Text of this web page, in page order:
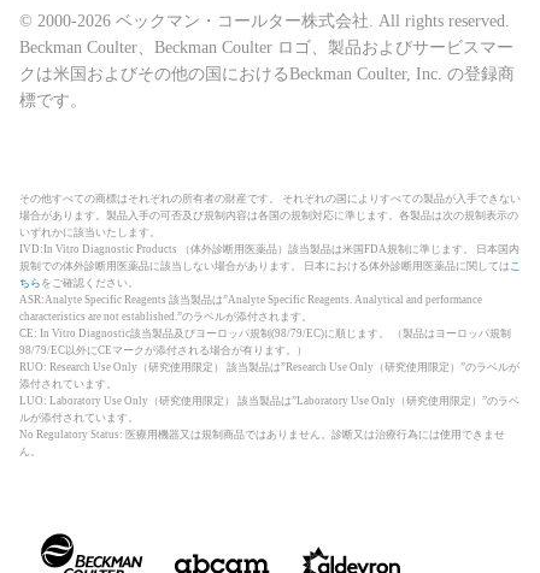
© 2000-2026 ベックマン・コールター株式会社. All rights reserved.
Beckman Coulter、Beckman Coulter ロゴ、製品およびサービスマー
クは米国およびその他の国におけるBeckman Coulter, Inc. の登録商
標です。
その他すべての商標はそれぞれの所有者の財産です。 それぞれの国によりすべての製品が入手できない
場合があります。製品入手の可否及び規制内容は各国の規制対応に準じます。各製品は次の規制表示の
いずれかに該当いたします。
IVD:In Vitro Diagnostic Products （体外診断用医薬品）該当製品は米国FDA規制に準じます。 日本国内
規制での体外診断用医薬品に該当しない場合があります。 日本における体外診断用医薬品に関しては こ
ちら をご確認ください。
ASR:Analyte Specific Reagents 該当製品は”Analyte Specific Reagents. Analytical and performance
characteristics are not established.”のラベルが添付されます。
CE: In Vitro Diagnostic該当製品及びヨーロッパ規制(98/79/EC)に順じます。 （製品はヨーロッパ規制
98/79/EC以外にCEマークが添付される場合が有ります。）
RUO: Research Use Only（研究使用限定） 該当製品は”Research Use Only（研究使用限定）”のラベルが
添付されています。
LUO: Laboratory Use Only（研究使用限定） 該当製品は”Laboratory Use Only（研究使用限定）”のラベ
ルが添付されています。
No Regulatory Status: 医療用機器又は規制商品ではありません。診断又は治療行為には使用できませ
ん。